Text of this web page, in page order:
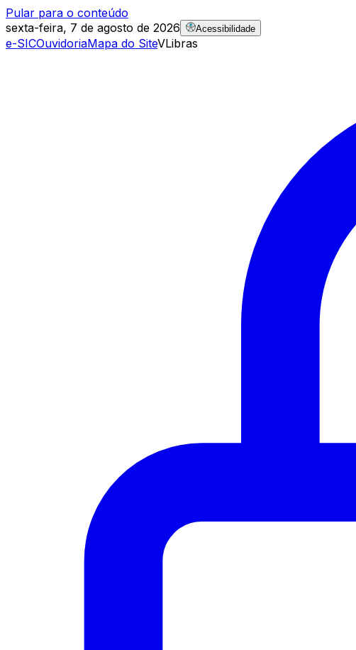
Pular para o conteúdo
sexta-feira, 7 de agosto de 2026
Acessibilidade
e-SICOuvidoriaMapa do SiteVLibras